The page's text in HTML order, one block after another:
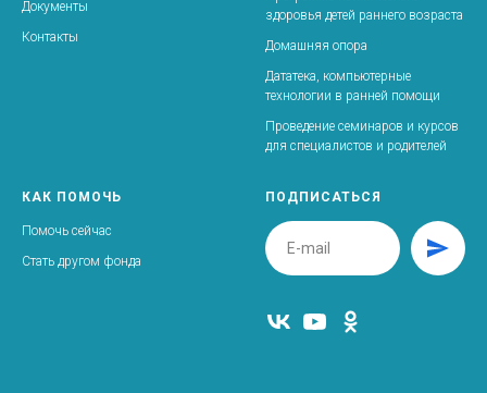
Документы
Контакты
здоровья детей раннего возраста
Домашняя опора
Дататека, компьютерные
технологии в ранней помощи
Проведение семинаров и курсов
для специалистов и родителей
КАК ПОМОЧЬ
Помочь сейчас
Стать другом фонда
ПОДПИСАТЬСЯ